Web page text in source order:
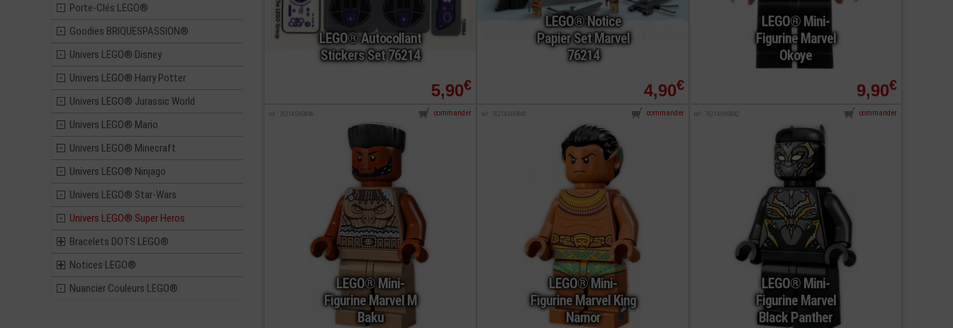
Porte-Clés LEGO®
Goodies BRIQUESPASSION®
Univers LEGO® Disney
Univers LEGO® Harry Potter
Univers LEGO® Jurassic World
Univers LEGO® Mario
Univers LEGO® Minecraft
Univers LEGO® Ninjago
Univers LEGO® Star-Wars
Univers LEGO® Super Heros
Bracelets DOTS LEGO®
Notices LEGO®
Nuancier Couleurs LEGO®
LEGO® Autocollant
Stickers Set 76214
5,90€
LEGO® Notice
Papier Set Marvel
76214
4,90€
LEGO® Mini-
Figurine Marvel
Okoye
9,90€
LEGO® Mini-
Figurine Marvel M
Baku
ref : 76214-SH0846 commander
LEGO® Mini-
Figurine Marvel King
Namor
ref : 76214-SH0841 commander
LEGO® Mini-
Figurine Marvel
Black Panther
ref : 76214-SH0842 commander